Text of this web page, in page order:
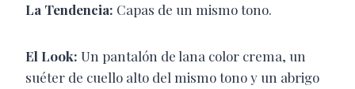
La Tendencia: Capas de un mismo tono.
El Look: Un pantalón de lana color crema, un
suéter de cuello alto del mismo tono y un abrigo